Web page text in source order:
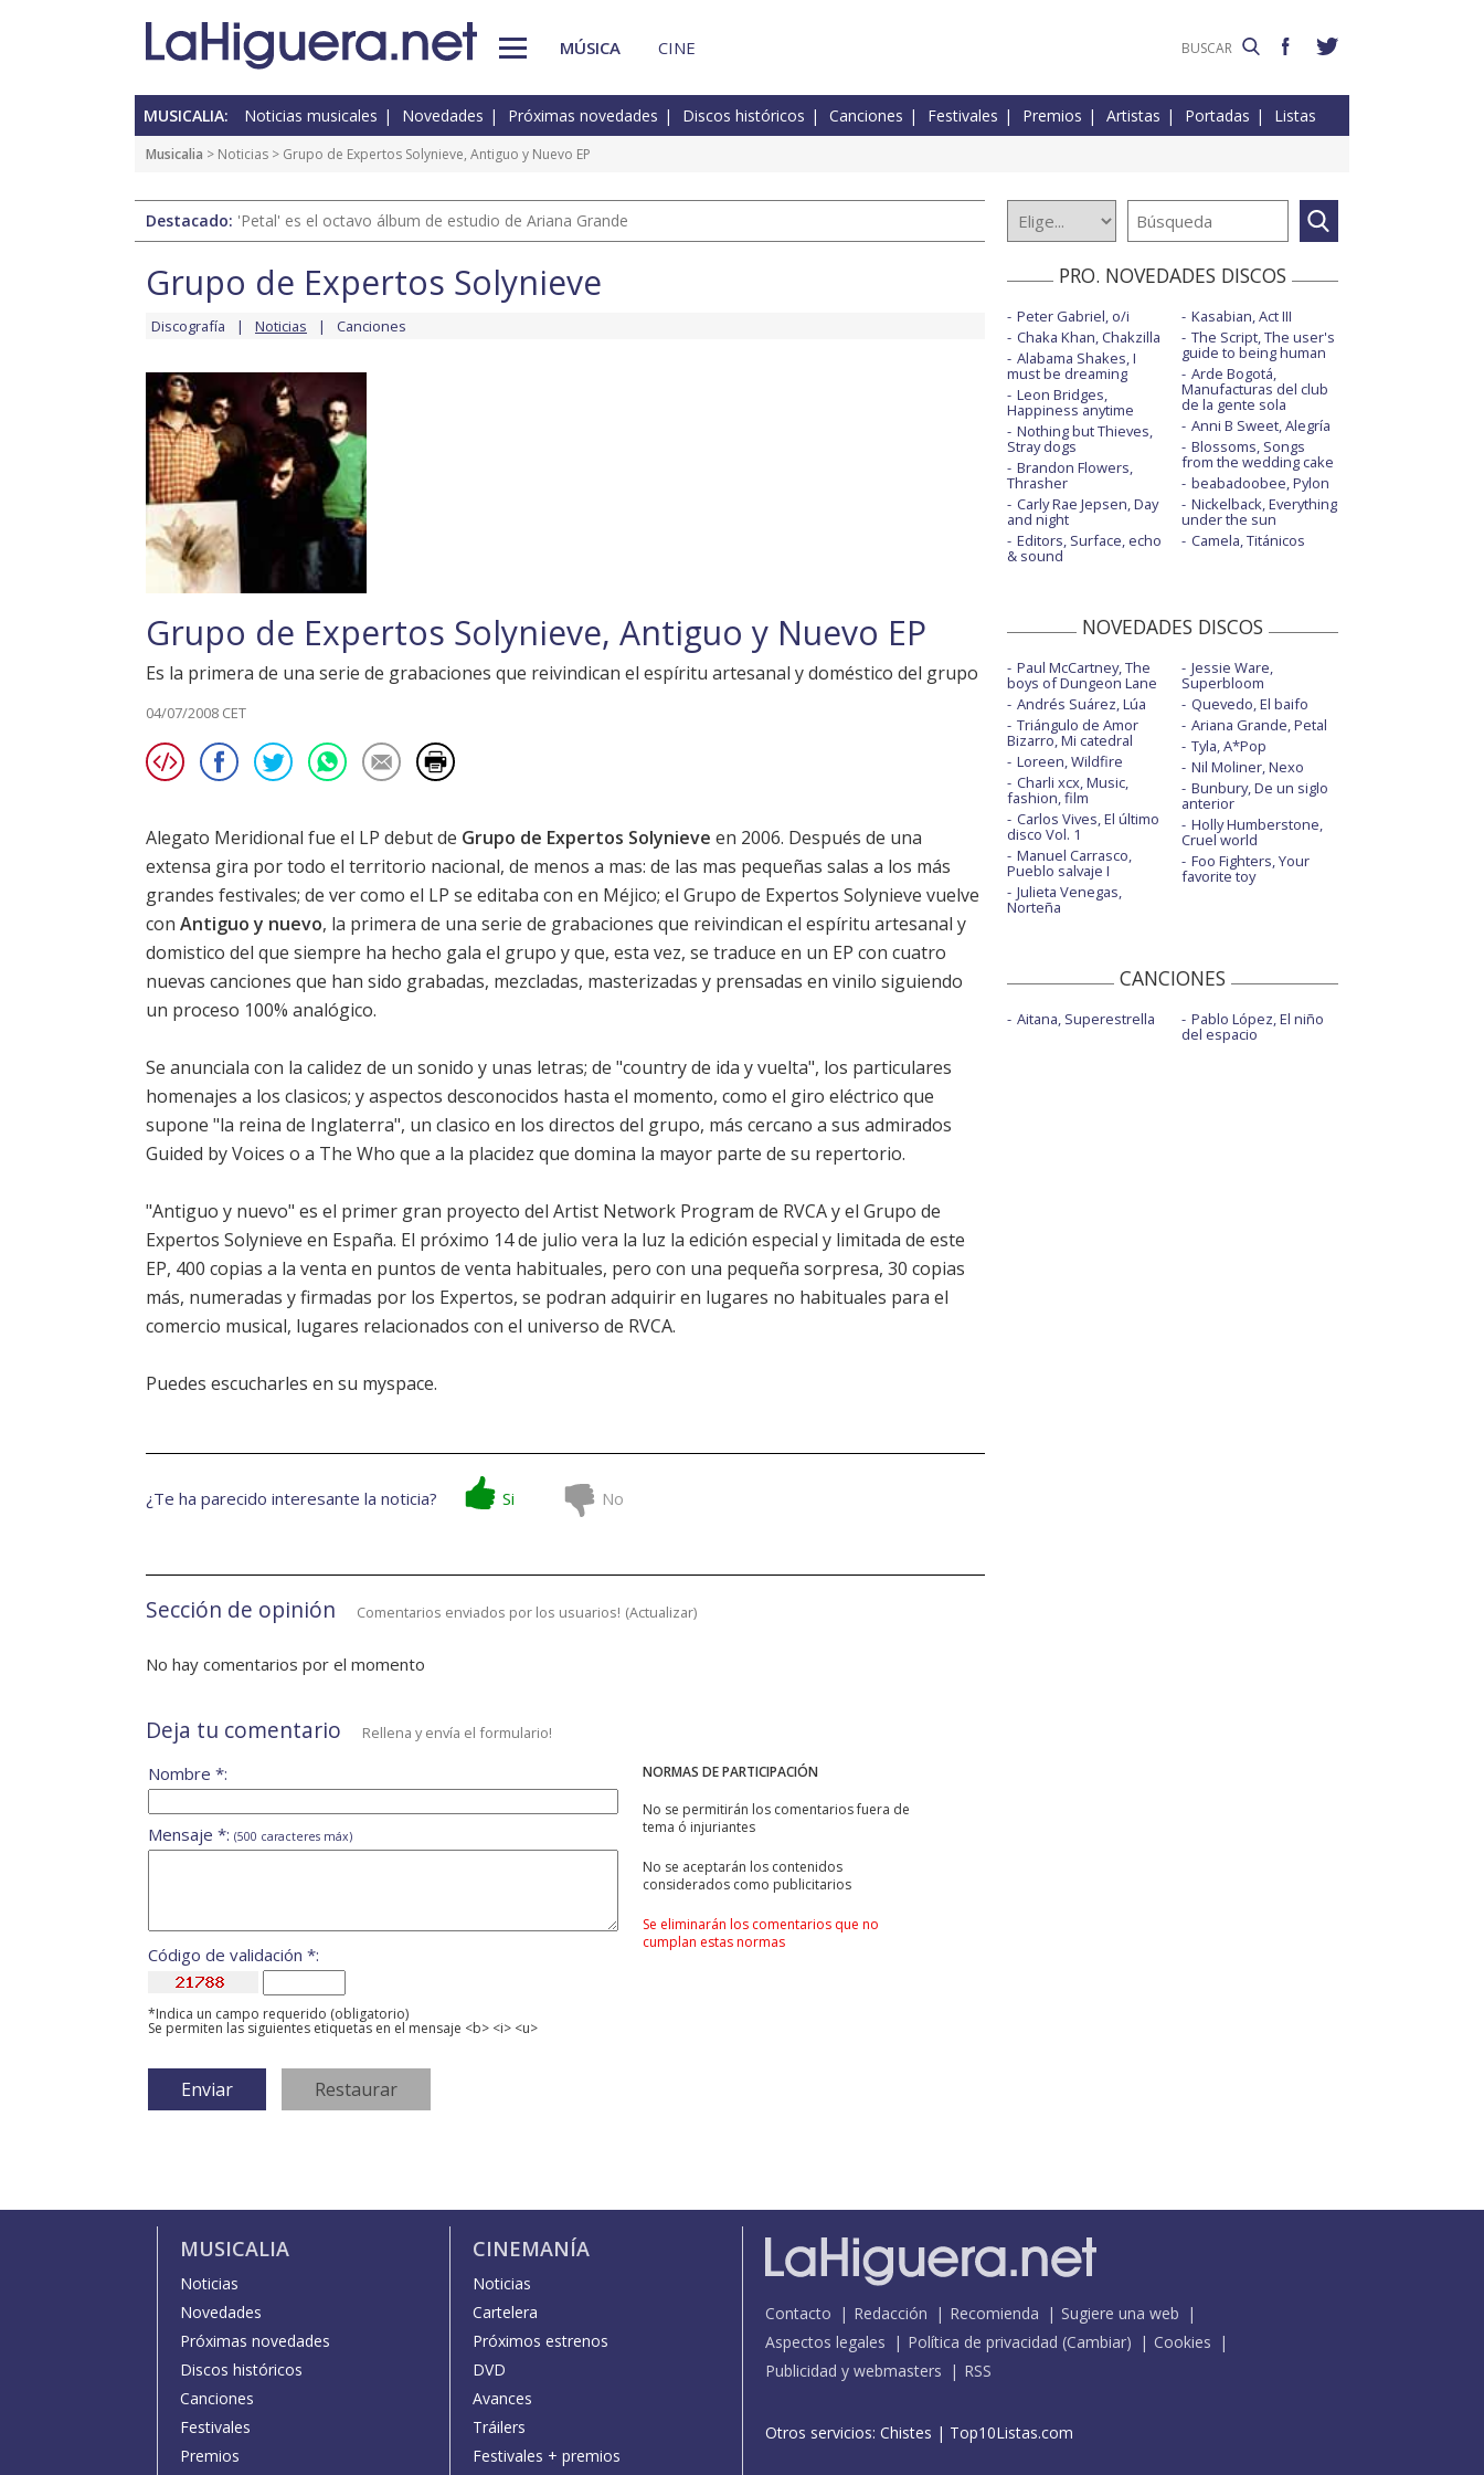
MÚSICA CINE
MUSICALIA: Noticias musicales Novedades Próximas novedades Discos históricos Canciones Festivales Premios Artistas Portadas Listas
Musicalia > Noticias > Grupo de Expertos Solynieve, Antiguo y Nuevo EP
Destacado: 'Petal' es el octavo álbum de estudio de Ariana Grande
Grupo de Expertos Solynieve
Discografía Noticias Canciones
Grupo de Expertos Solynieve, Antiguo y Nuevo EP
Es la primera de una serie de grabaciones que reivindican el espíritu artesanal y doméstico del grupo
04/07/2008 CET
Alegato Meridional fue el LP debut de Grupo de Expertos Solynieve en 2006. Después de una
extensa gira por todo el territorio nacional, de menos a mas: de las mas pequeñas salas a los más
grandes festivales; de ver como el LP se editaba con en Méjico; el Grupo de Expertos Solynieve vuelve
con Antiguo y nuevo, la primera de una serie de grabaciones que reivindican el espíritu artesanal y
domistico del que siempre ha hecho gala el grupo y que, esta vez, se traduce en un EP con cuatro
nuevas canciones que han sido grabadas, mezcladas, masterizadas y prensadas en vinilo siguiendo
un proceso 100% analógico.
Se anunciala con la calidez de un sonido y unas letras; de "country de ida y vuelta", los particulares
homenajes a los clasicos; y aspectos desconocidos hasta el momento, como el giro eléctrico que
supone "la reina de Inglaterra", un clasico en los directos del grupo, más cercano a sus admirados
Guided by Voices o a The Who que a la placidez que domina la mayor parte de su repertorio.
"Antiguo y nuevo" es el primer gran proyecto del Artist Network Program de RVCA y el Grupo de
Expertos Solynieve en España. El próximo 14 de julio vera la luz la edición especial y limitada de este
EP, 400 copias a la venta en puntos de venta habituales, pero con una pequeña sorpresa, 30 copias
más, numeradas y firmadas por los Expertos, se podran adquirir en lugares no habituales para el
comercio musical, lugares relacionados con el universo de RVCA.
Puedes escucharles en su myspace.
¿Te ha parecido interesante la noticia? Si No
Sección de opinión Comentarios enviados por los usuarios! (Actualizar)
No hay comentarios por el momento
Deja tu comentario Rellena y envía el formulario!
NORMAS DE PARTICIPACIÓN
No se permitirán los comentarios fuera de
tema ó injuriantes
No se aceptarán los contenidos
considerados como publicitarios
Se eliminarán los comentarios que no
cumplan estas normas
Nombre *:
Mensaje *: (500 caracteres máx)
Código de validación *:
*Indica un campo requerido (obligatorio)
Se permiten las siguientes etiquetas en el mensaje <b> <i> <u>
PRO. NOVEDADES DISCOS
Peter Gabriel, o/i
Chaka Khan, Chakzilla
Alabama Shakes, I
must be dreaming
Leon Bridges,
Happiness anytime
Nothing but Thieves,
Stray dogs
Brandon Flowers,
Thrasher
Carly Rae Jepsen, Day
and night
Editors, Surface, echo
& sound
Kasabian, Act III
The Script, The user's
guide to being human
Arde Bogotá,
Manufacturas del club
de la gente sola
Anni B Sweet, Alegría
Blossoms, Songs
from the wedding cake
beabadoobee, Pylon
Nickelback, Everything
under the sun
Camela, Titánicos
NOVEDADES DISCOS
Paul McCartney, The
boys of Dungeon Lane
Andrés Suárez, Lúa
Triángulo de Amor
Bizarro, Mi catedral
Loreen, Wildfire
Charli xcx, Music,
fashion, film
Carlos Vives, El último
disco Vol. 1
Manuel Carrasco,
Pueblo salvaje I
Julieta Venegas,
Norteña
Jessie Ware,
Superbloom
Quevedo, El baifo
Ariana Grande, Petal
Tyla, A*Pop
Nil Moliner, Nexo
Bunbury, De un siglo
anterior
Holly Humberstone,
Cruel world
Foo Fighters, Your
favorite toy
CANCIONES
Aitana, Superestrella Pablo López, El niño
del espacio
MUSICALIA
Noticias
Novedades
Próximas novedades
Discos históricos
Canciones
Festivales
Premios
CINEMANÍA
Noticias
Cartelera
Próximos estrenos
DVD
Avances
Tráilers
Festivales + premios
Contacto Redacción Recomienda
Sugiere una web
Aspectos legales
Política de privacidad (Cambiar)
Cookies
Publicidad y webmasters
RSS
Otros servicios: Chistes | Top10Listas.com